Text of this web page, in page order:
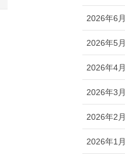
2026年6月
2026年5月
2026年4月
2026年3月
2026年2月
2026年1月